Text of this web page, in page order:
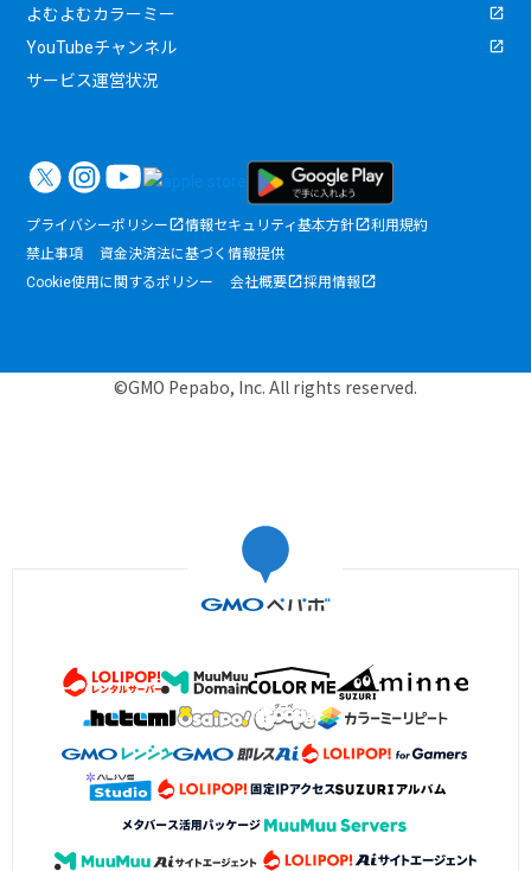
よむよむカラーミー
YouTubeチャンネル
サービス運営状況
プライバシーポリシー 情報セキュリティ基本方針
利用規約
禁止事項
資金決済法に基づく情報提供
Cookie使用に関するポリシー
会社概要 採用情報
©GMO Pepabo, Inc. All rights reserved.